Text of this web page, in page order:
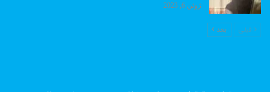
ژوئن 6, 2023
قبلی بعد